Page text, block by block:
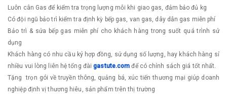
Luôn cân Gas để kiểm tra trọng lượng mỗi khi giao gas, đảm bảo đủ kg
Có đội ngũ bảo trì kiểm tra định kỳ bếp gas, van gas, dây dẫn gas miễn phí
Bảo trì & sửa bếp gas miễn phí cho khách hàng trong suốt quá trình sử
dụng
Khách hàng có nhu cầu ký hợp đồng, sử dụng số lượng, hay khách hàng sỉ
nhiều vui lòng liên hệ tổng đàigastute.com để có chính sách giá tốt nhất.
Tặng trọn gói về truyền thông, quảng bá, xúc tiến thương mại giúp doanh
nghiệp định vị thương hiêu, sản phẩm trên thị trường